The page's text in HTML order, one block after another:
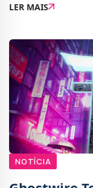
lançados até
LER MAIS
NOTÍCIA